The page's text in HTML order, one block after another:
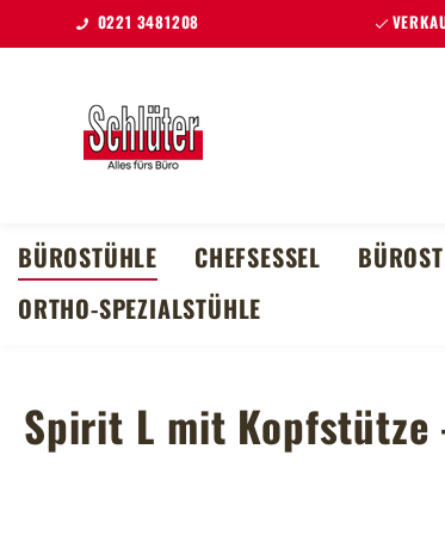
Hauptinhalt springen
Zur Suche springen
Zur Hauptnavigation springen
0221 3481208
BÜROSTÜHLE CHEFSESSEL
ORTHO-SPEZIALSTÜHLE
Spirit L mit